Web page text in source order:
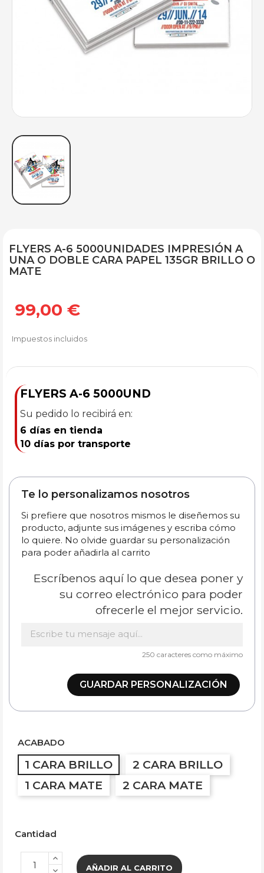
FLYERS A-6 5000UNIDADES IMPRESIÓN A
UNA O DOBLE CARA PAPEL 135GR BRILLO O
MATE
99,00 €
Impuestos incluidos
FLYERS A-6 5000UND
Su pedido lo recibirá en:
6 días en tienda
10 días por transporte
Te lo personalizamos nosotros
Si prefiere que nosotros mismos le diseñemos su
producto, adjunte sus imágenes y escriba cómo
lo quiere. No olvide guardar su personalización
para poder añadirla al carrito
Escríbenos aquí lo que desea poner y
su correo electrónico para poder
ofrecerle el mejor servicio.
250 caracteres como máximo
GUARDAR PERSONALIZACIÓN
ACABADO
1 CARA BRILLO
2 CARA BRILLO
1 CARA MATE
2 CARA MATE
Cantidad
AÑADIR AL CARRITO